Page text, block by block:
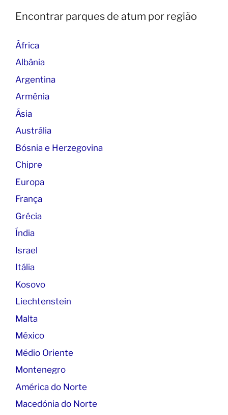
Encontrar parques de atum por região
África
Albânia
Argentina
Arménia
Ásia
Austrália
Bósnia e Herzegovina
Chipre
Europa
França
Grécia
Índia
Israel
Itália
Kosovo
Liechtenstein
Malta
México
Médio Oriente
Montenegro
América do Norte
Macedónia do Norte